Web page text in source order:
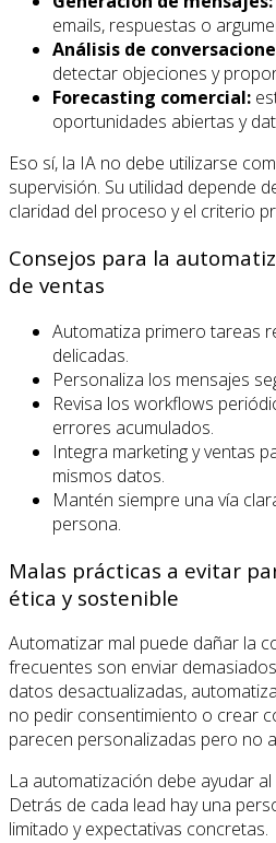
emails, respuestas o
Análisis de
detectar objeciones y
Forecasting comercial:
oportunidades abiertas y
Eso sí, la IA no debe utilizarse
supervisión. Su utilidad depende
claridad del proceso y el criterio
Consejos para la
de ventas
Automatiza primero tareas
delicadas.
Personaliza los mensajes
Revisa los workflows
errores acumulados.
Integra marketing y ventas
mismos datos.
Mantén siempre una vía
persona.
Malas prácticas a evitar
ética y sostenible
Automatizar mal puede dañar la
frecuentes son enviar
datos desactualizadas,
no pedir consentimiento o crear
parecen personalizadas pero no
La automatización debe ayudar
Detrás de cada lead hay una
limitado y expectativas concretas.